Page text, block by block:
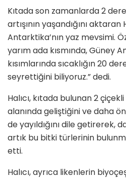
Kıtada son zamanlarda 2
artışının yaşandığını aktaran
Antarktika’nın yaz mevsimi.
yarım ada kısmında, Güney
kısımlarında sıcaklığın 20
seyrettiğini biliyoruz.” dedi.
Halıcı, kıtada bulunan 2
alanında geliştiğini ve daha
de yayıldığını dile getirerek,
artık bu bitki türlerinin
etti.
Halıcı, ayrıca likenlerin